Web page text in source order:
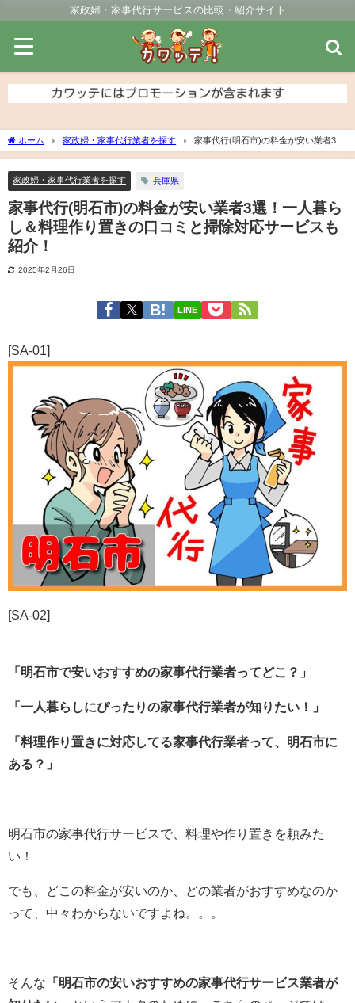
家政婦・家事代行サービスの比較・紹介サイト
ホーム 家政婦・家事代行業者を探す
家事代行(明石市)の料金が安い業者3
選！一人暮らし＆料理作り置きの口コミと掃除対応サービスも紹介！
家政婦・家事代行業者を探す 兵庫県
家事代行(明石市)の料金が安い業者3選！一人暮ら
し＆料理作り置きの口コミと掃除対応サービスも
紹介！
2025年2月26日
LINE
[SA-01]
[SA-02]
「明石市で安いおすすめの家事代行業者ってどこ？」
「一人暮らしにぴったりの家事代行業者が知りたい！」
「料理作り置きに対応してる家事代行業者って、明石市に
ある？」
明石市の家事代行サービスで、料理や作り置きを頼みた
い！
でも、どこの料金が安いのか、どの業者がおすすめなのか
って、中々わからないですよね。。。
そんな 「明石市の安いおすすめの家事代行サービス業者が